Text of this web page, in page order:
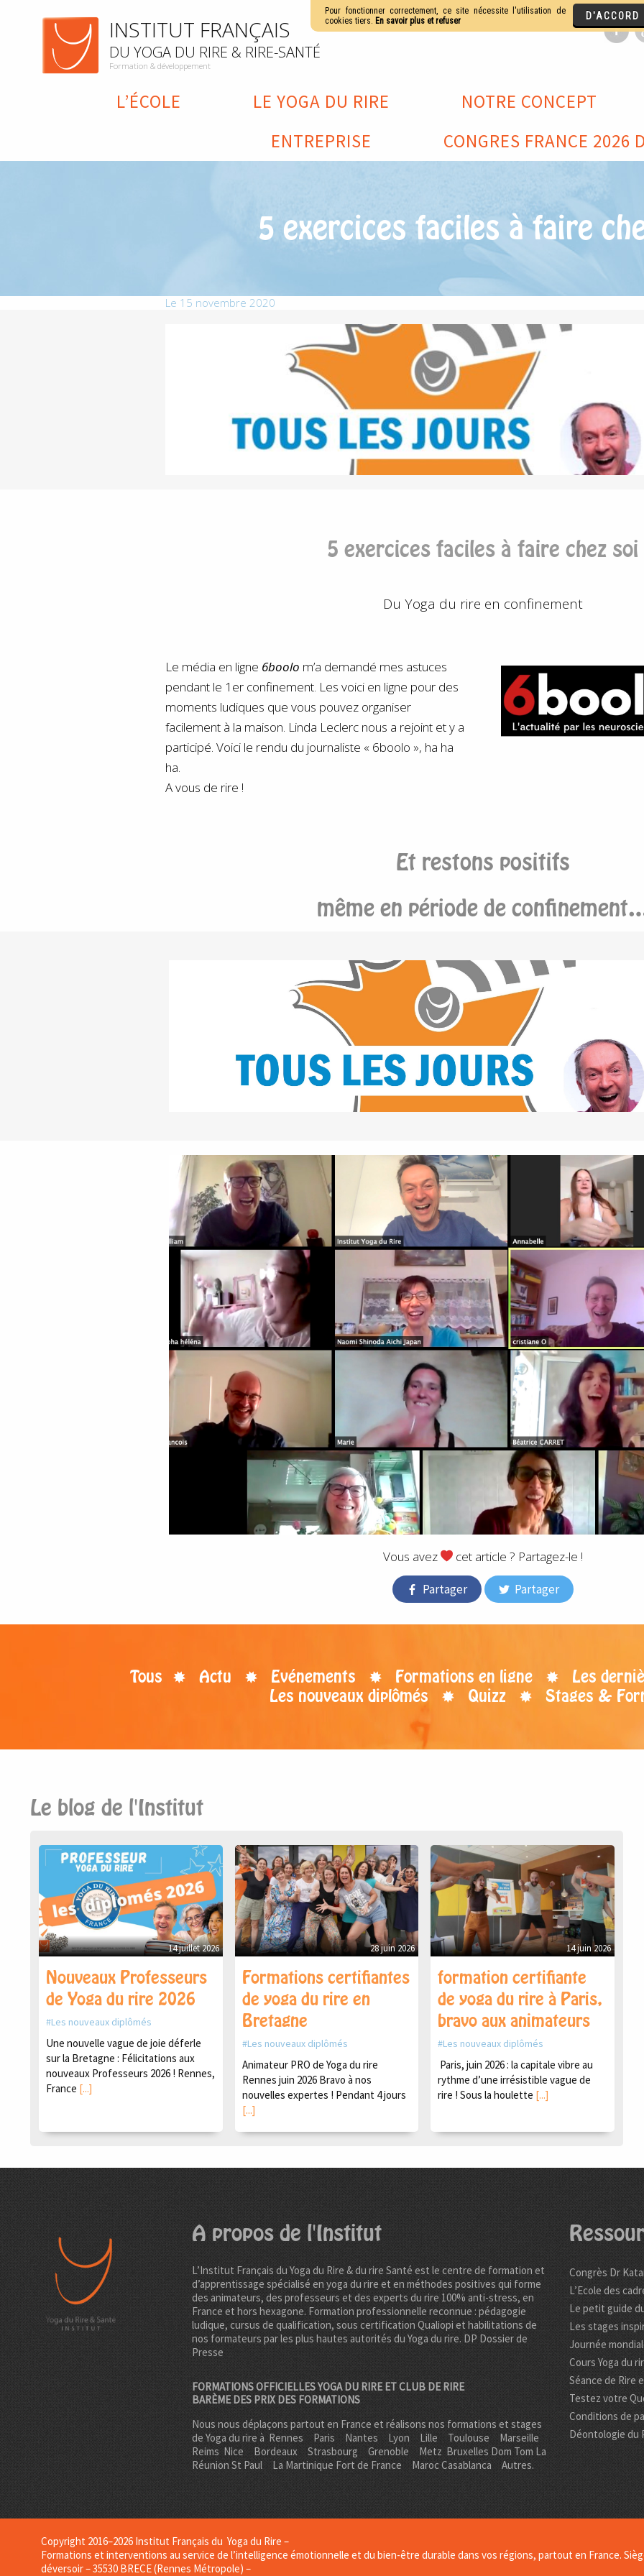
INSTITUT FRANÇAIS
DU YOGA DU RIRE & RIRE-SANTÉ
Formation & développement
L’ÉCOLE LE YOGA DU RIRE
NOTRE CONCEPT
ENTREPRISE
CONGRES FRANCE 2026
5 exercices faciles à faire
Le 15 novembre 2020
5 exercices faciles à faire chez soi
Du Yoga du rire en confinement
Le média en ligne 6boolo m’a demandé mes astuces
pendant le 1er confinement. Les voici en ligne pour des
moments ludiques que vous pouvez organiser
facilement à la maison. Linda Leclerc nous a rejoint et y a
participé. Voici le rendu du journaliste « 6boolo », ha ha
ha.
A vous de rire !
Et restons positifs
même en période de
Vous avez cet article ? Partagez-le !
Partager Partager
Tous Actu Evénements Formations en ligne
Les
Les nouveaux diplômés
Quizz Stages &
Le blog de l'Institut
14 juillet 2026
Nouveaux Professeurs
de Yoga du rire 2026
Les nouveaux diplômés
Une nouvelle vague de joie déferle
sur la Bretagne : Félicitations aux
nouveaux Professeurs 2026 ! Rennes,
France [...]
28 juin 2026
Formations certifiantes
de yoga du rire en
Bretagne
Les nouveaux diplômés
Animateur PRO de Yoga du rire
Rennes juin 2026 Bravo à nos
nouvelles expertes ! Pendant 4 jours
[...]
14 juin 2026
formation certifiante
de yoga du rire à Paris,
bravo aux animateurs
Les nouveaux diplômés
Paris, juin 2026 : la capitale vibre au
rythme d’une irrésistible vague de
rire ! Sous la houlette [...]
A propos de l'Institut
L’Institut Français du Yoga du Rire & du rire Santé est le centre de formation et
d’apprentissage spécialisé en yoga du rire et en méthodes positives qui forme
des animateurs, des professeurs et des experts du rire 100% anti-stress, en
France et hors hexagone. Formation professionnelle reconnue : pédagogie
ludique, cursus de qualification, sous certification Qualiopi et habilitations de
nos formateurs par les plus hautes autorités du Yoga du rire. DP Dossier de
Presse
FORMATIONS OFFICIELLES YOGA DU RIRE ET CLUB DE RIRE
BARÈME DES PRIX DES FORMATIONS
Nous nous déplaçons partout en France et réalisons nos formations et stages
de Yoga du rire à Rennes Paris Nantes Lyon Lille Toulouse
Marseille
Reims Nice Bordeaux Strasbourg Grenoble Metz Bruxelles Dom Tom La
Réunion St Paul
La Martinique Fort de France Maroc Casablanca Autres.
Congrès Dr
L’Ecole des
Le petit guide
Les stages
Journée
Cours Yoga du
Séance de Rire
Testez votre
Conditions de
Déontologie du
Copyright 2016–2026 Institut Français du Yoga du Rire –
Formations et interventions au service de l’intelligence émotionnelle et du bien-être durable dans vos régions, partout en France.
déversoir – 35530 BRECE (Rennes Métropole) –